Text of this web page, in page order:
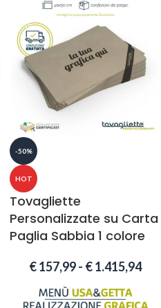
-50%
HOT
Tovagliette
Personalizzate su Carta
Paglia Sabbia 1 colore
€157,99- €1.415,94